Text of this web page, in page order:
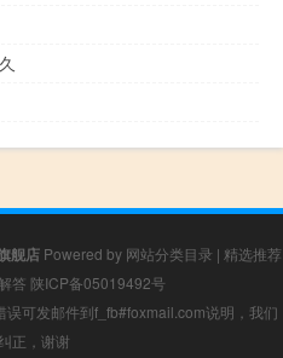
舰店Powered by 网站分类目录 | 精选推荐
答 陕ICP备05019492号
可发邮件到f_fb#foxmail.com说明，我们
正，谢谢